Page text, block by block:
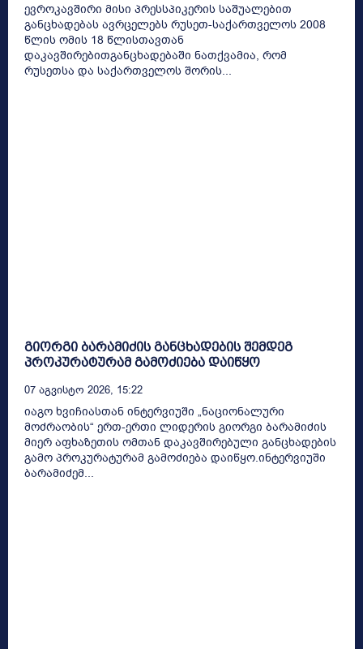
ევროკავშირი მისი პრესსპიკერის საშუალებით
განცხადებას ავრცელებს რუსეთ-საქართველოს 2008
წლის ომის 18 წლისთავთან
დაკავშირებითგანცხადებაში ნათქვამია, რომ
რუსეთსა და საქართველოს შორის...
გიორგი ბარამიძის განცხადების შემდეგ
პროკურატურამ გამოძიება დაიწყო
07 Აგვისტო 2026, 15:22
იაგო ხვიჩიასთან ინტერვიუში „ნაციონალური
მოძრაობის“ ერთ-ერთი ლიდერის გიორგი ბარამიძის
მიერ აფხაზეთის ომთან დაკავშირებული განცხადების
გამო პროკურატურამ გამოძიება დაიწყო.ინტერვიუში
ბარამიძემ...